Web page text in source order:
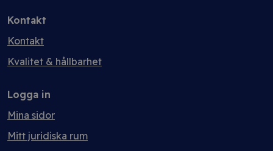
Kontakt
Kontakt
Kvalitet & hållbarhet
Logga in
Mina sidor
Mitt juridiska rum